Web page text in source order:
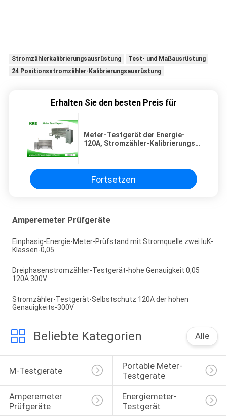
Stromzählerkalibrierungsausrüstung
Test- und Maßausrüstung
24 Positionsstromzähler-Kalibrierungsausrüstung
Erhalten Sie den besten Preis für
Meter-Testgerät der Energie-
120A, Stromzähler-Kalibrierungs-
Fortsetzen
Amperemeter Prüfgeräte
Einphasig-Energie-Meter-Prüfstand mit Stromquelle zwei IuK-
Klassen-0,05
Dreiphasenstromzähler-Testgerät-hohe Genauigkeit 0,05
120A 300V
Stromzähler-Testgerät-Selbstschutz 120A der hohen
Genauigkeits-300V
Beliebte Kategorien Alle
M-Testgeräte
Portable Meter-
Testgeräte
Amperemeter
Prüfgeräte
Energiemeter-
Testgerät